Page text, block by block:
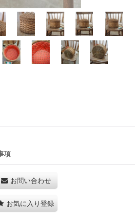
項
お問い合わせ
お気に入り登録